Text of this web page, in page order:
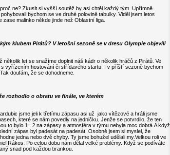
ne? Zkusit si vyšší soutěž by asi chtěl každý tým. Upřímně
bychom se ve druhé polovině tabulky. Viděl jsem letos
malinko někde jinde než Oblastní liga.
klubem Pirátů? V letošní sezoně se v dresu Olympie objevili
několik let se snažíme doplnit náš kádr o několik hráčů z Pirátů. Ve
vyřízením hostování či střídavého startu. I v příští sezoně bychom
doufám, že se dohodneme.
rozhodlo o obratu ve finále, ve kterém
jsme jeli k třetímu zápasu asi už jako vítězové a hráli jsme
které se nám povedly na jedničku. Jenže se potvrdilo, že ten
to bylo 1 : 2 na zápasy a atmosféra v týmu nebyla moc dobrá.A když
zápas byl padesát na padesát. Osobně jsem si myslel, že
jedna nebo dvě chyby. Ty jsme bohužel udělali my.Velkou roli ve
Rákos. Po celou dobu nám dělal velké problémy. Když se podíváte
snad pod každou brankou.